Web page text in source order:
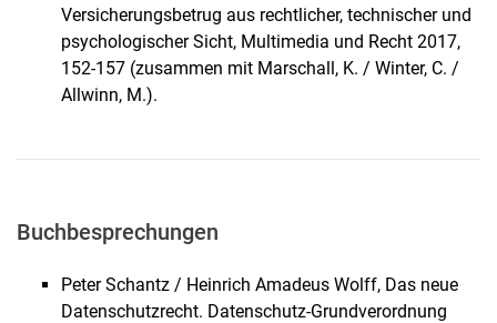
Versicherungsbetrug aus rechtlicher, technischer und
psychologischer Sicht, Multimedia und Recht 2017,
152-157 (zusammen mit Marschall, K. / Winter, C. /
Allwinn, M.).
Buchbesprechungen
Peter Schantz / Heinrich Amadeus Wolff, Das neue
Datenschutzrecht. Datenschutz-Grundverordnung